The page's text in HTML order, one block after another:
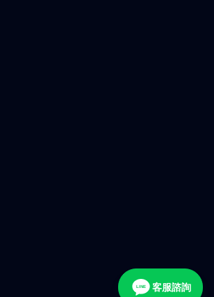
LINE 客服諮詢